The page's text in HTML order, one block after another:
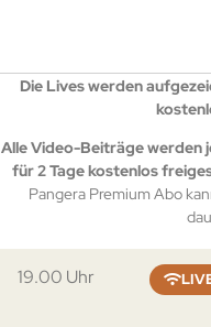
Die Lives werden
Alle Video-Beiträge werden
für 2 Tage kostenlos
Pangera Premium Abo
19.00 Uhr